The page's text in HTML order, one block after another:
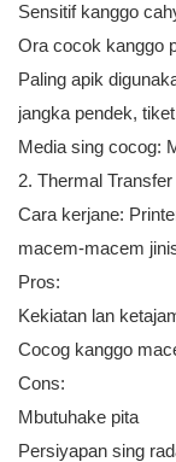
Sensitif kanggo
Ora cocok kanggo
Paling apik
jangka pendek,
Media sing cocog:
2. Thermal
Cara kerjane:
macem-macem
Pros:
Kekiatan lan
Cocog kanggo
Cons:
Mbutuhake pita
Persiyapan sing